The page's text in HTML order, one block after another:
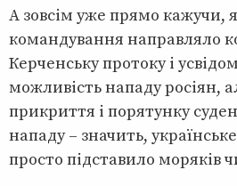
А зовсім уже прямо кажучи,
командування направляло
Керченську протоку і
можливість нападу росіян,
прикриття і порятунку
нападу – значить,
просто підставило моряків